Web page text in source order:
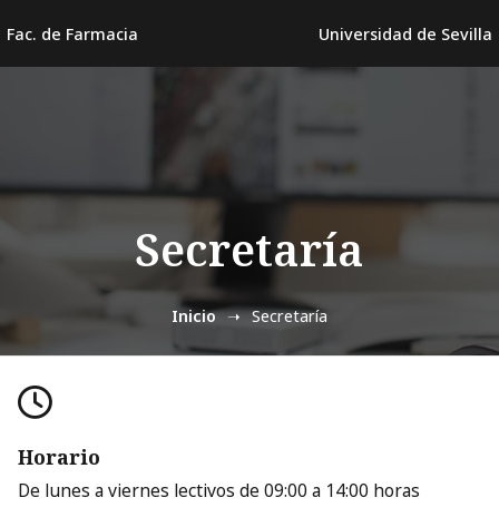
Fac. de Farmacia Universidad de Sevilla
Secretaría
Inicio Secretaría
Horario
De lunes a viernes lectivos de 09:00 a 14:00 horas